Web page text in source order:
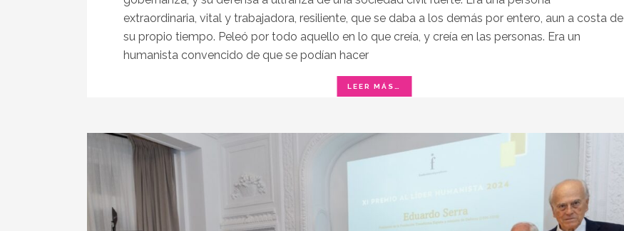
extraordinaria, vital y trabajadora, resiliente, que se daba a los demás por entero, aun a costa de
su propio tiempo. Peleó por todo aquello en lo que creía, y creía en las personas. Era un
humanista convencido de que se podían hacer